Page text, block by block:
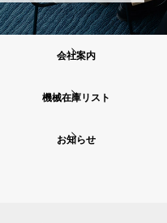
会社案内
機械在庫リスト
お知らせ